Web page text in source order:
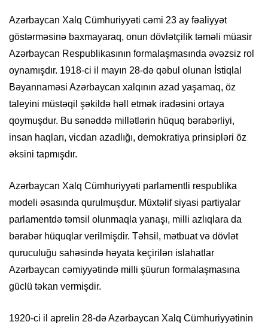
Azərbaycan Xalq Cümhuriyyəti cəmi 23 ay fəaliyyət
göstərməsinə baxmayaraq, onun dövlətçilik təməli müasir
Azərbaycan Respublikasının formalaşmasında əvəzsiz rol
oynamışdır. 1918-ci il mayın 28-də qəbul olunan İstiqlal
Bəyannaməsi Azərbaycan xalqının azad yaşamaq, öz
taleyini müstəqil şəkildə həll etmək iradəsini ortaya
qoymuşdur. Bu sənəddə millətlərin hüquq bərabərliyi,
insan haqları, vicdan azadlığı, demokratiya prinsipləri öz
əksini tapmışdır.
Azərbaycan Xalq Cümhuriyyəti parlamentli respublika
modeli əsasında qurulmuşdur. Müxtəlif siyasi partiyalar
parlamentdə təmsil olunmaqla yanaşı, milli azlıqlara da
bərabər hüquqlar verilmişdir. Təhsil, mətbuat və dövlət
quruculuğu sahəsində həyata keçirilən islahatlar
Azərbaycan cəmiyyətində milli şüurun formalaşmasına
güclü təkan vermişdir.
1920-ci il aprelin 28-də Azərbaycan Xalq Cümhuriyyətinin